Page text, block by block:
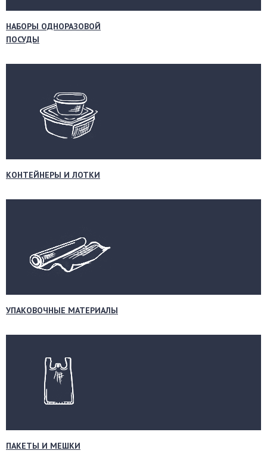
НАБОРЫ ОДНОРАЗОВОЙ
ПОСУДЫ
КОНТЕЙНЕРЫ И ЛОТКИ
УПАКОВОЧНЫЕ МАТЕРИАЛЫ
ПАКЕТЫ И МЕШКИ